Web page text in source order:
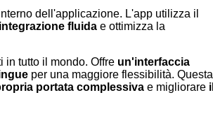
dell'applicazione. L'app utilizza il
fluida e ottimizza la
in tutto il mondo. Offre un'interfaccia
per una maggiore flessibilità. Questa
portata complessiva e migliorare il